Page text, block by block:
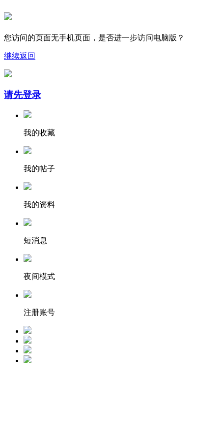
您访问的页面无手机页面，是否进一步访问电脑版？
继续返回
请先登录
我的收藏
我的帖子
我的资料
短消息
夜间模式
注册账号